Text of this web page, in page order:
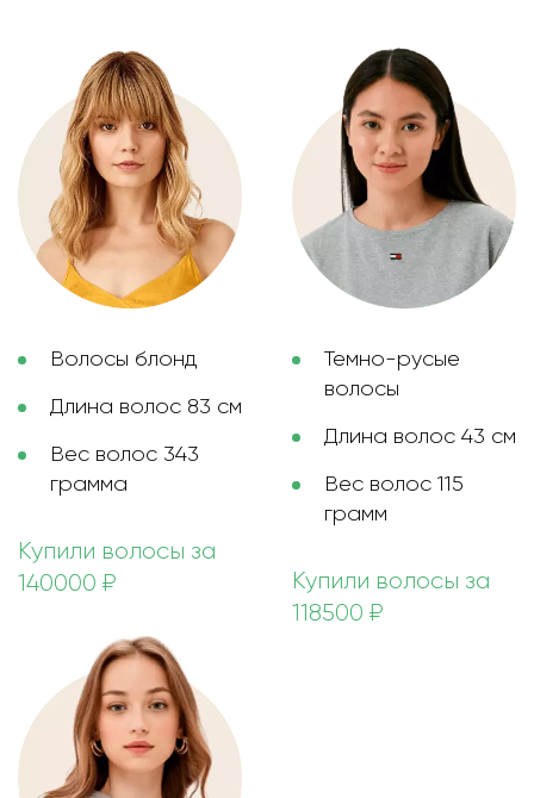
Волосы блонд
Длина волос 83 см
Вес волос 343
грамма
Купили волосы за
140000 ₽
Темно-русые
волосы
Длина волос 43 см
Вес волос 115
грамм
Купили волосы за
118500 ₽